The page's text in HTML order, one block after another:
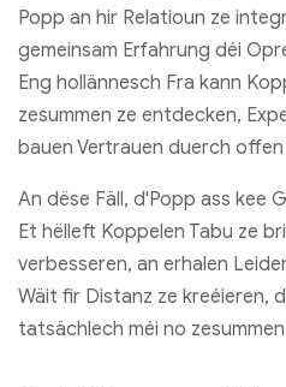
Popp an hir Relatioun ze
gemeinsam Erfahrung déi
Eng hollännesch Fra kann
zesummen ze entdecken,
bauen Vertrauen duerch
An dëse Fäll, d'Popp ass kee
Et hëlleft Koppelen Tabu ze
verbesseren, an erhalen
Wäit fir Distanz ze kreéieren,
tatsächlech méi no